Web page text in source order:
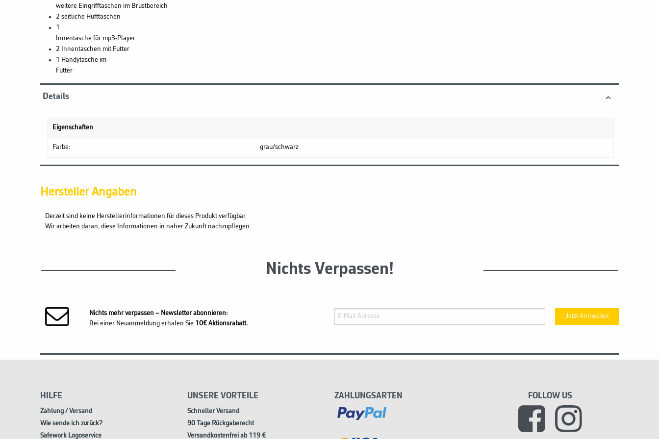
weitere Eingrifftaschen im Brustbereich
2 seitliche Hüfttaschen
1
Innentasche für mp3-Player
2 Innentaschen mit Futter
1 Handytasche im
Futter
Details
Eigenschaften
Farbe: grau/schwarz
Hersteller Angaben
Derzeit sind keine Herstellerinformationen für dieses Produkt verfügbar.
Wir arbeiten daran, diese Informationen in naher Zukunft nachzupflegen.
Nichts Verpassen!
Nichts mehr verpassen – Newsletter abonnieren:
Bei einer Neuanmeldung erhalen Sie 10€ Aktionsrabatt.
Jetzt Anmelden
HILFE
Zahlung / Versand
Wie sende ich zurück?
Safework Logoservice
UNSERE VORTEILE
Schneller Versand
90 Tage Rückgaberecht
Versandkostenfrei ab 119 €
FOLLOW US
ZAHLUNGSARTEN